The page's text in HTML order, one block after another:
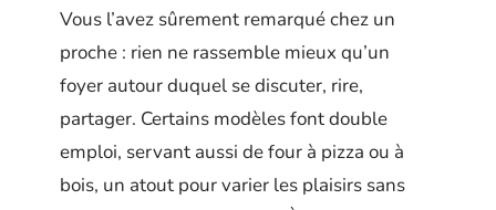
Vous l’avez sûrement remarqué chez un
proche : rien ne rassemble mieux qu’un
foyer autour duquel se discuter, rire,
partager. Certains modèles font double
emploi, servant aussi de four à pizza ou à
bois, un atout pour varier les plaisirs sans